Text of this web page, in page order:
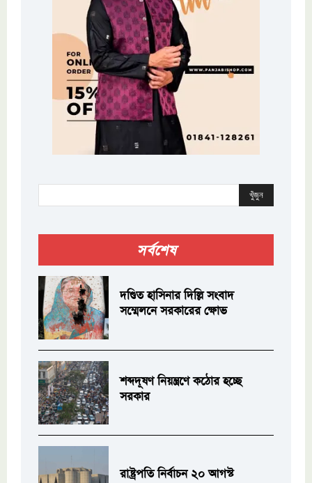
খুঁজুন
সর্বশেষ
দণ্ডিত হাসিনার দিল্লি সংবাদ
সম্মেলনে সরকারের ক্ষোভ
শব্দদূষণ নিয়ন্ত্রণে কঠোর হচ্ছে
সরকার
রাষ্ট্রপতি নির্বাচন ২০ আগস্ট